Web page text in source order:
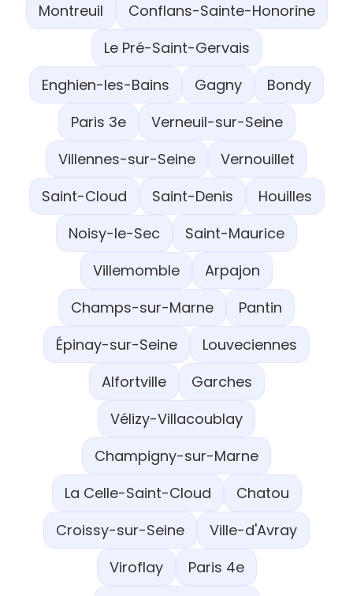
Montreuil
Conflans-Sainte-Honorine
Le Pré-Saint-Gervais
Enghien-les-Bains
Gagny
Bondy
Paris 3e
Verneuil-sur-Seine
Villennes-sur-Seine
Vernouillet
Saint-Cloud
Saint-Denis
Houilles
Noisy-le-Sec
Saint-Maurice
Villemomble
Arpajon
Champs-sur-Marne
Pantin
Épinay-sur-Seine
Louveciennes
Alfortville
Garches
Vélizy-Villacoublay
Champigny-sur-Marne
La Celle-Saint-Cloud
Chatou
Croissy-sur-Seine
Ville-d'Avray
Viroflay
Paris 4e